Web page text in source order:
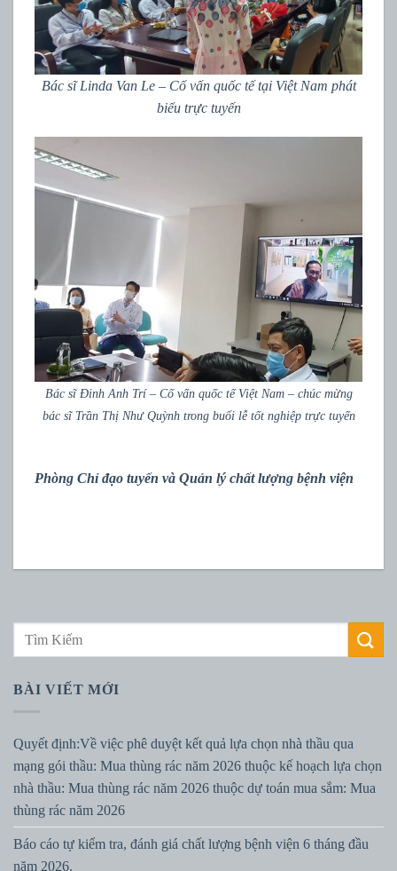
Bác sĩ Linda Van Le – Cố vấn quốc tế tại Việt Nam phát
biểu trực tuyến
Bác sĩ Đinh Anh Trí – Cố vấn quốc tế Việt Nam – chúc mừng
bác sĩ Trần Thị Như Quỳnh trong buổi lễ tốt nghiệp trực tuyến
Phòng Chỉ đạo tuyến và Quản lý chất lượng bệnh viện
BÀI VIẾT MỚI
Quyết định:Về việc phê duyệt kết quả lựa chọn nhà thầu qua
mạng gói thầu: Mua thùng rác năm 2026 thuộc kế hoạch lựa chọn
nhà thầu: Mua thùng rác năm 2026 thuộc dự toán mua sắm: Mua
thùng rác năm 2026
Báo cáo tự kiểm tra, đánh giá chất lượng bệnh viện 6 tháng đầu
năm 2026.